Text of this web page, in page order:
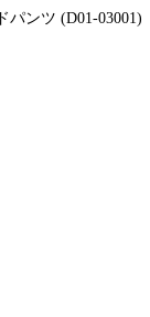
ンツ (D01-03001)